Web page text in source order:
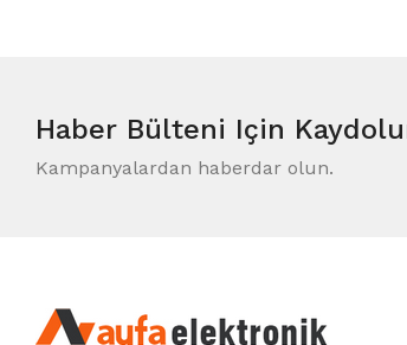
Haber Bülteni Için
Kampanyalardan haberdar olun.